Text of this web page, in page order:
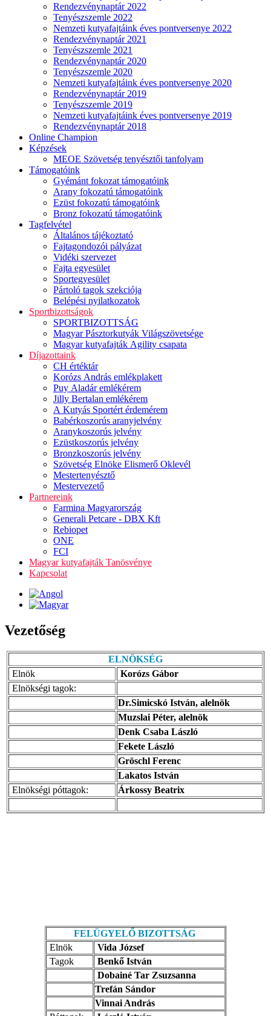
Rendezvénynaptár 2022
Tenyészszemle 2022
Nemzeti kutyafajtáink éves pontversenye 2022
Rendezvénynaptár 2021
Tenyészszemle 2021
Rendezvénynaptár 2020
Tenyészszemle 2020
Nemzeti kutyafajtáink éves pontversenye 2020
Rendezvénynaptár 2019
Tenyészszemle 2019
Nemzeti kutyafajtáink éves pontversenye 2019
Rendezvénynaptár 2018
Online Champion
Képzések
MEOE Szövetség tenyésztői tanfolyam
Támogatóink
Gyémánt fokozat támogatóink
Arany fokozatú támogatóink
Ezüst fokozatú támogatóink
Bronz fokozatú támogatóink
Tagfelvétel
Általános tájékoztató
Fajtagondozói pályázat
Vidéki szervezet
Fajta egyesület
Sportegyesület
Pártoló tagok szekciója
Belépési nyilatkozatok
Sportbizottságok
SPORTBIZOTTSÁG
Magyar Pásztorkutyák Világszövetsége
Magyar kutyafajták Agility csapata
Díjazottaink
CH értéktár
Korózs András emlékplakett
Puy Aladár emlékérem
Jilly Bertalan emlékérem
A Kutyás Sportért érdemérem
Babérkoszorús aranyjelvény
Aranykoszorús jelvény
Ezüstkoszorús jelvény
Bronzkoszorús jelvény
Szövetség Elnöke Elismerő Oklevél
Mestertenyésztő
Mestervezető
Partnereink
Farmina Magyarország
Generali Petcare - DBX Kft
Rebiopet
ONE
FCI
Magyar kutyafajták Tanösvénye
Kapcsolat
Vezetőség
ELNÖKSÉG
Elnök
Korózs Gábor
Elnökségi tagok:
Dr.Simicskó István, alelnök
Muzslai Péter, alelnök
Denk Csaba László
Fekete László
Gröschl Ferenc
Lakatos István
Elnökségi póttagok:
Árkossy Beatrix
FELÜGYELŐ BIZOTTSÁG
Elnök
Vida József
Tagok
Benkő István
Dobainé Tar Zsuzsanna
Trefán Sándor
Vinnai András